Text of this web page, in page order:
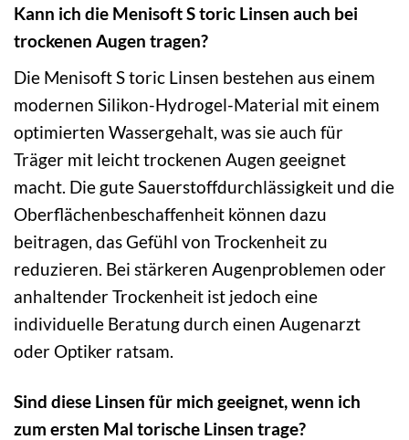
Kann ich die Menisoft S toric Linsen auch bei
trockenen Augen tragen?
Die Menisoft S toric Linsen bestehen aus einem
modernen Silikon-Hydrogel-Material mit einem
optimierten Wassergehalt, was sie auch für
Träger mit leicht trockenen Augen geeignet
macht. Die gute Sauerstoffdurchlässigkeit und die
Oberflächenbeschaffenheit können dazu
beitragen, das Gefühl von Trockenheit zu
reduzieren. Bei stärkeren Augenproblemen oder
anhaltender Trockenheit ist jedoch eine
individuelle Beratung durch einen Augenarzt
oder Optiker ratsam.
Sind diese Linsen für mich geeignet, wenn ich
zum ersten Mal torische Linsen trage?